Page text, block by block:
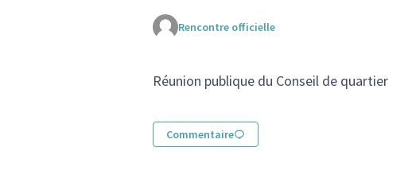
Rencontre officielle
Réunion publique du Conseil de quartier
Commentaire